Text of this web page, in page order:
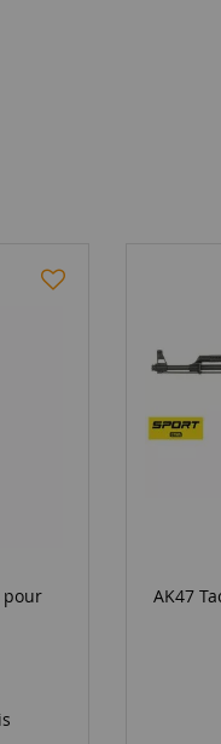
pour
AK47